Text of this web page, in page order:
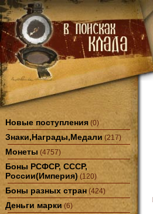
Новые поступления (0)
Знаки,Награды,Медали (217)
Монеты (4757)
Боны РСФСР, СССР,
России(Империя) (120)
Боны разных стран (424)
Деньги марки (6)